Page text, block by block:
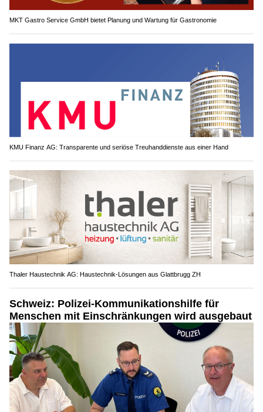
MKT Gastro Service GmbH bietet Planung und Wartung für Gastronomie
KMU Finanz AG: Transparente und seriöse Treuhanddienste aus einer Hand
Thaler Haustechnik AG: Haustechnik-Lösungen aus Glattbrugg ZH
Schweiz: Polizei-Kommunikationshilfe für
Menschen mit Einschränkungen wird ausgebaut